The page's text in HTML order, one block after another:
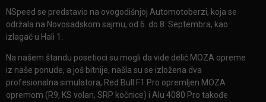
NSpeed se predstavio na ovogodišnjoj Automotoberzi, koja se
održala na Novosadskom sajmu, od 6. do 8. Septembra, kao
izlagač u Hali 1.
Na našem štandu posetioci su mogli da vide delić MOZA opreme
iz naše ponude, a još bitnije, našla su se izložena dva
profesionalna simulatora, Red Bull F1 Pro opremljen MOZA
opremom (R9, KS volan, SRP kočnice) i Alu 4080 Pro takođe